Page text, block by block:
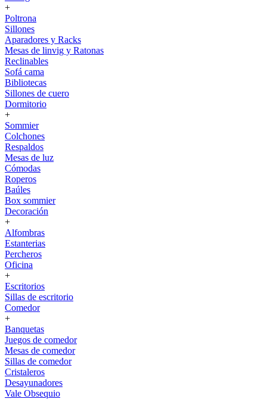
+
Poltrona
Sillones
Aparadores y Racks
Mesas de linvig y Ratonas
Reclinables
Sofá cama
Bibliotecas
Sillones de cuero
Dormitorio
+
Sommier
Colchones
Respaldos
Mesas de luz
Cómodas
Roperos
Baúles
Box sommier
Decoración
+
Alfombras
Estanterias
Percheros
Oficina
+
Escritorios
Sillas de escritorio
Comedor
+
Banquetas
Juegos de comedor
Mesas de comedor
Sillas de comedor
Cristaleros
Desayunadores
Vale Obsequio